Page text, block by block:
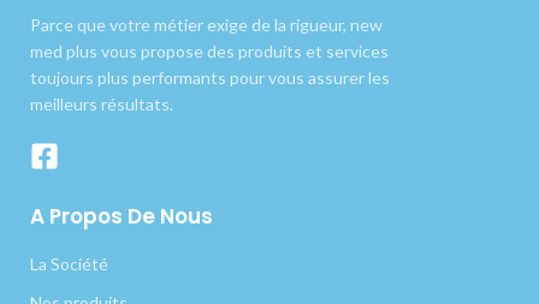
Parce que votre métier exige de la rigueur, new
med plus vous propose des produits et services
toujours plus performants pour vous assurer les
meilleurs résultats.
A Propos De Nous
La Société